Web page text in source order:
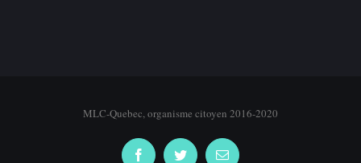
MLC-Quebec, organisme citoyen 2016-2020